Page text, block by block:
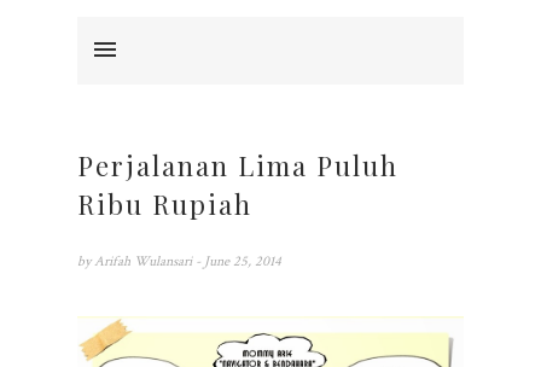
Perjalanan Lima Puluh
Ribu Rupiah
by Arifah Wulansari - June 25, 2014